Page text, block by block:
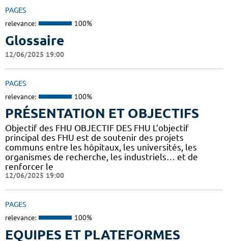
PAGES
relevance: 100%
Glossaire
12/06/2025 19:00
PAGES
relevance: 100%
PRÉSENTATION ET OBJECTIFS
Objectif des FHU OBJECTIF DES FHU L’objectif
principal des FHU est de soutenir des projets
communs entre les hôpitaux, les universités, les
organismes de recherche, les industriels… et de
renforcer le
12/06/2025 19:00
PAGES
relevance: 100%
EQUIPES ET PLATEFORMES